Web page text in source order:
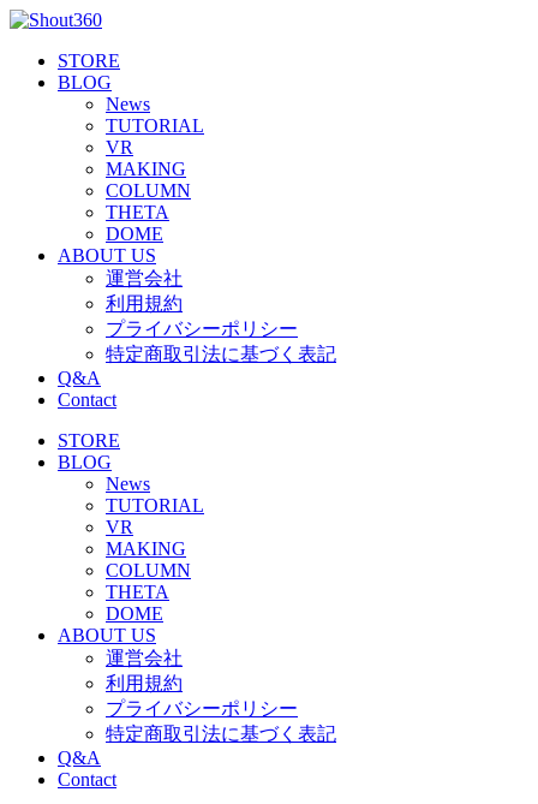
STORE
BLOG
News
TUTORIAL
VR
MAKING
COLUMN
THETA
DOME
ABOUT US
運営会社
利用規約
プライバシーポリシー
特定商取引法に基づく表記
Q&A
Contact
STORE
BLOG
News
TUTORIAL
VR
MAKING
COLUMN
THETA
DOME
ABOUT US
運営会社
利用規約
プライバシーポリシー
特定商取引法に基づく表記
Q&A
Contact